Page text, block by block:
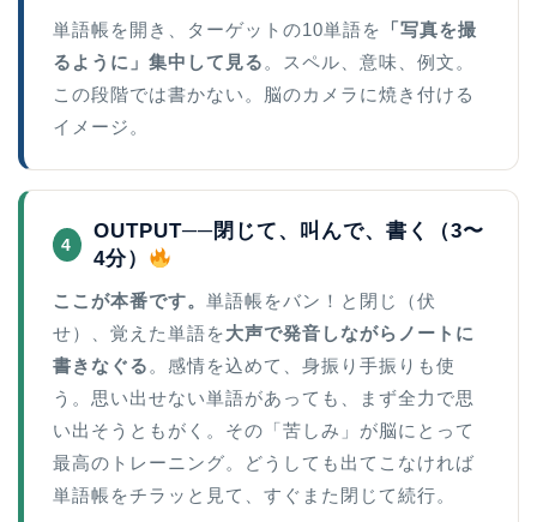
単語帳を開き、ターゲットの10単語を
「写真を撮
るように」集中して見る 。スペル、意味、例文。
この段階では書かない。脳のカメラに焼き付ける
イメージ。
4
OUTPUT──閉じて、叫んで、書く（3〜
4分）
ここが本番です。 単語帳をバン！と閉じ（伏
せ）、覚えた単語を大声で発音しながらノートに
書きなぐる 。感情を込めて、身振り手振りも使
う。思い出せない単語があっても、まず全力で思
い出そうともがく。その「苦しみ」が脳にとって
最高のトレーニング。どうしても出てこなければ
単語帳をチラッと見て、すぐまた閉じて続行。